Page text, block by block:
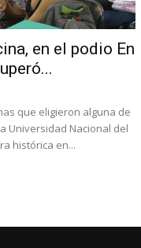
en el podio En
que eligieron alguna de
Universidad Nacional del
histórica en...